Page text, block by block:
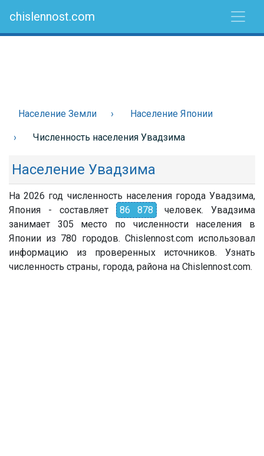
chislennost.com
Население Земли Население Японии
Численность населения Увадзима
Население Увадзима
На 2026 год численность населения города Увадзима,
Япония - составляет
86 878
человек. Увадзима
занимает 305 место по численности населения в
Японии из 780 городов. Chislennost.com использовал
информацию из проверенных источников. Узнать
численность страны, города, района на Chislennost.com.